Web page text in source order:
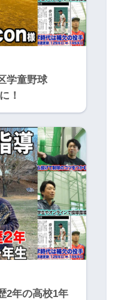
学童野球
！
2年の高校1年